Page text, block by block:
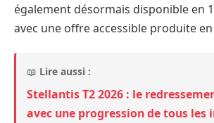
également désormais disponible en
avec une offre accessible produite
📖 Lire aussi :
Stellantis T2 2026 : le
avec une progression de tous les